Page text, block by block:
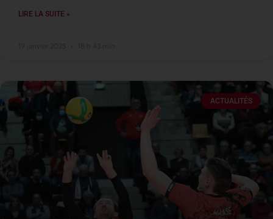
LIRE LA SUITE »
ACTUALITÉS